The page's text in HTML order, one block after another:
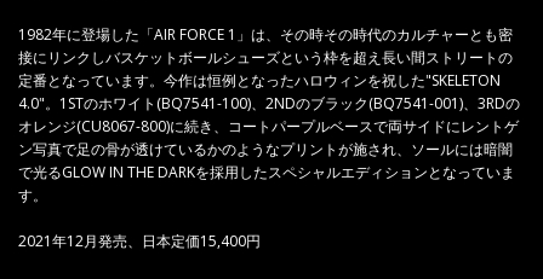
1982年に登場した「AIR FORCE 1」は、その時その時代のカルチャーとも密
接にリンクしバスケットボールシューズという枠を超え長い間ストリートの
定番となっています。今作は恒例となったハロウィンを祝した"SKELETON
4.0"。1STのホワイト(BQ7541-100)、2NDのブラック(BQ7541-001)、3RDの
オレンジ(CU8067-800)に続き、コートパープルベースで両サイドにレントゲ
ン写真で足の骨が透けているかのようなプリントが施され、ソールには暗闇
で光るGLOW IN THE DARKを採用したスペシャルエディションとなっていま
す。
2021年12月発売、日本定価15,400円